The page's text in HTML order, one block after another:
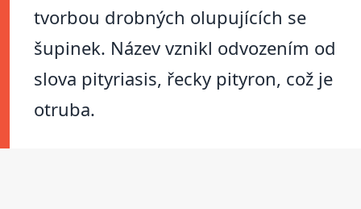
tvorbou drobných olupujících se
šupinek. Název vznikl odvozením od
slova pityriasis, řecky pityron, což je
otruba.